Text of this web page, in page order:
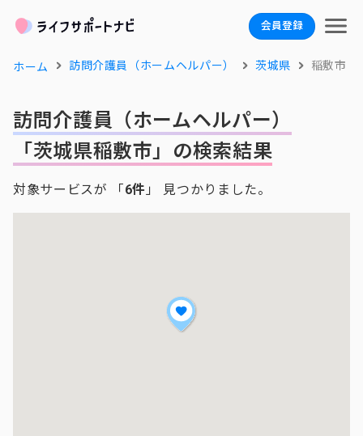
会員登録
ホーム 訪問介護員（ホームヘルパー） 茨城県 稲敷市
訪問介護員（ホームヘルパー）
「茨城県稲敷市」の検索結果
対象サービスが 「6件 」 見つかりました。